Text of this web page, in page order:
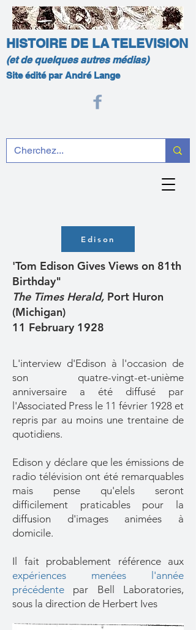
HISTOIRE DE LA TELEVISION
(et de quelques autres médias)
Site édité par André Lange
Edison
'Tom Edison Gives Views on 81th
Birthday"
The Times Herald, Port Huron
(Michigan)
11 February 1928
L'interview d'Edison à l'occasion de
son quatre-vingt-et-unième
anniversaire a été diffusé par
l'Associated Press le 11 février 1928 et
repris par au moins une trentaine de
quotidiens.
Edison y déclare que les émissions de
radio télévision ont été remarquables
mais pense qu'elels seront
difficilement praticables pour la
diffusion d'images animées à
domicile.
Il fait probablement référence aux
expériences menées l'année
précédente par Bell Laboratories,
sous la direction de Herbert Ives